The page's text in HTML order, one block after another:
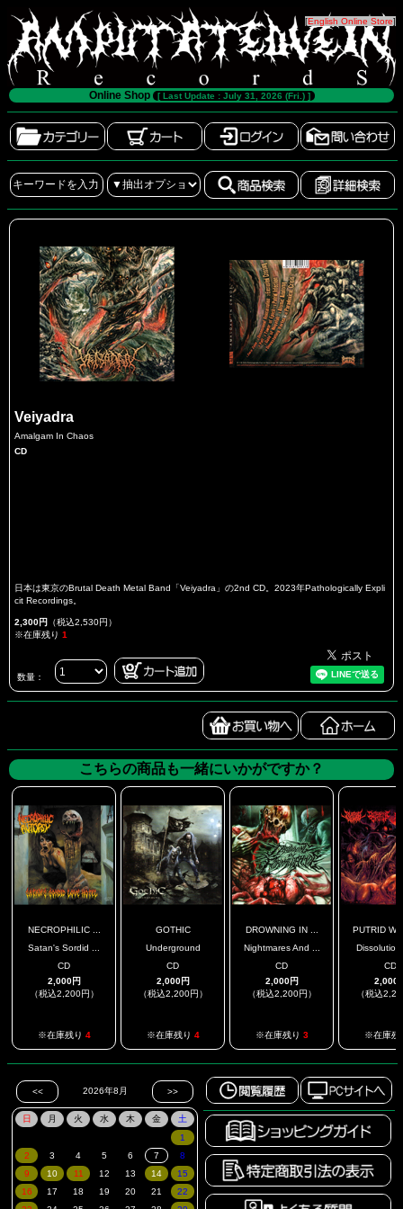
[English Online Store]
Online Shop [ Last Update : July 31, 2026 (Fri.) ]
Veiyadra
Amalgam In Chaos
CD
日本は東京のBrutal Death Metal Band「Veiyadra」の2nd CD。2023年Pathologically Expli
cit Recordings。
2,300円 （税込2,530円）
※在庫残り 1
数量：
こちらの商品も一緒にいかがですか？
NECROPHILIC ...
Satan's Sordid ...
CD
2,000円
（税込2,200円）
※在庫残り 4
GOTHIC
Underground
CD
2,000円
（税込2,200円）
※在庫残り 4
DROWNING IN ...
Nightmares And ...
CD
2,000円
（税込2,200円）
※在庫残り 3
PUTRID
CD
2,000
（税込
※在庫残